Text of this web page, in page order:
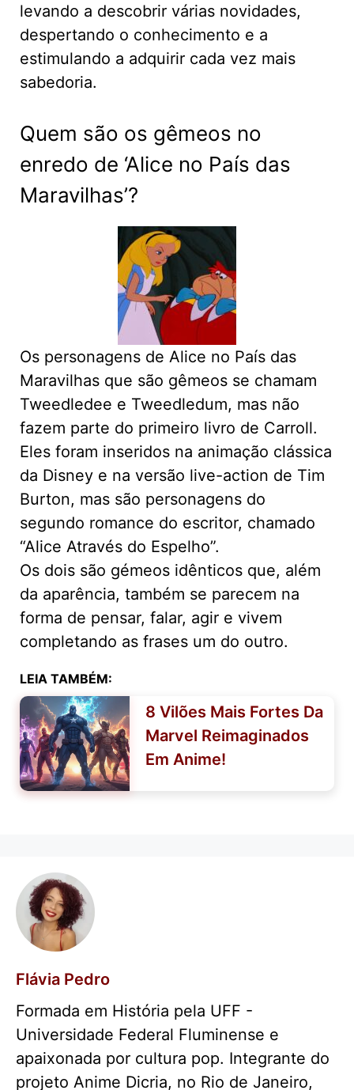
levando a descobrir várias novidades,
despertando o conhecimento e a
estimulando a adquirir cada vez mais
sabedoria.
Quem são os gêmeos no
enredo de ‘Alice no País das
Maravilhas’?
Os personagens de Alice no País das
Maravilhas que são gêmeos se chamam
Tweedledee e Tweedledum, mas não
fazem parte do primeiro livro de Carroll.
Eles foram inseridos na animação clássica
da Disney e na versão live-action de Tim
Burton, mas são personagens do
segundo romance do escritor, chamado
“Alice Através do Espelho”.
Os dois são gémeos idênticos que, além
da aparência, também se parecem na
forma de pensar, falar, agir e vivem
completando as frases um do outro.
LEIA TAMBÉM:
8 Vilões Mais Fortes Da
Marvel Reimaginados
Em Anime!
Flávia Pedro
Formada em História pela UFF -
Universidade Federal Fluminense e
apaixonada por cultura pop. Integrante do
projeto Anime Dicria, no Rio de Janeiro,